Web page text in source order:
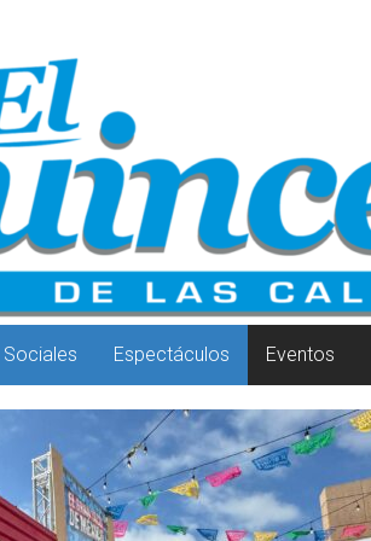
Sociales Espectáculos Eventos